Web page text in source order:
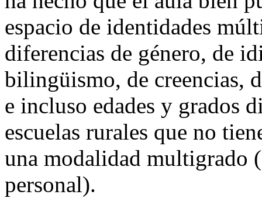
espacio de identidades
diferencias de género, de
bilingüismo, de creencias,
e incluso edades y grados
escuelas rurales que no
una modalidad multigrado
personal).